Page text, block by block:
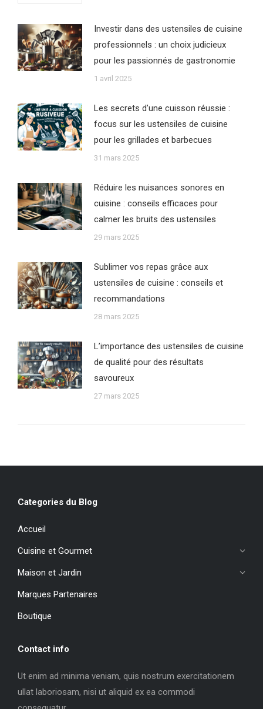
Investir dans des ustensiles de cuisine
professionnels : un choix judicieux
pour les passionnés de gastronomie
1 avril 2025
Les secrets d’une cuisson réussie :
focus sur les ustensiles de cuisine
pour les grillades et barbecues
31 mars 2025
Réduire les nuisances sonores en
cuisine : conseils efficaces pour
calmer les bruits des ustensiles
29 mars 2025
Sublimer vos repas grâce aux
ustensiles de cuisine : conseils et
recommandations
28 mars 2025
L’importance des ustensiles de cuisine
de qualité pour des résultats
savoureux
27 mars 2025
Categories du Blog
Accueil
Cuisine et Gourmet
Maison et Jardin
Marques Partenaires
Boutique
Contact info
Ut enim ad minima veniam, quis nostrum exercitationem
ullat laboriosam, nisi ut aliquid ex ea commodi